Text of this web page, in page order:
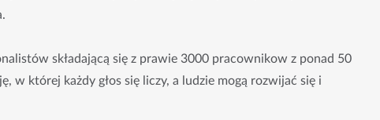
składającą się z prawie 3000 pracownikow z ponad 50
w której każdy głos się liczy, a ludzie mogą rozwijać się i